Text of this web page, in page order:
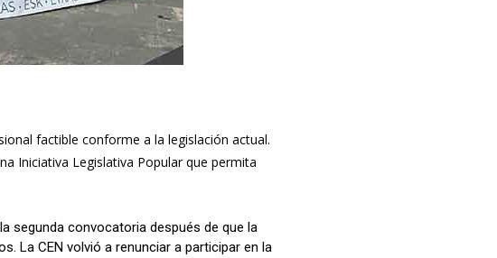
factible conforme a la legislación actual.
Iniciativa Legislativa Popular que permita
segunda convocatoria después de que la
La CEN volvió a renunciar a participar en la